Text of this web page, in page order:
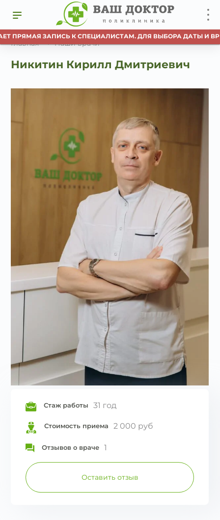
ЗАПИСЬ К СПЕЦИАЛИСТАМ. ДЛЯ ВЫБОРА ДАТЫ И
Главная Наши врачи
Никитин Кирилл Дмитриевич
Стаж работы 31 год
Стоимость приема 2 000 руб
Отзывов о враче 1
Оставить отзыв